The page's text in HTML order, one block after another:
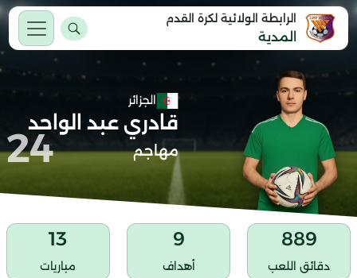
الرابطة الولائية لكرة القدم
المدية
الجزائر
قادري عبد الواحد
مهاجم 24
889
دقائق اللعب
9
أهداف
13
مباريات